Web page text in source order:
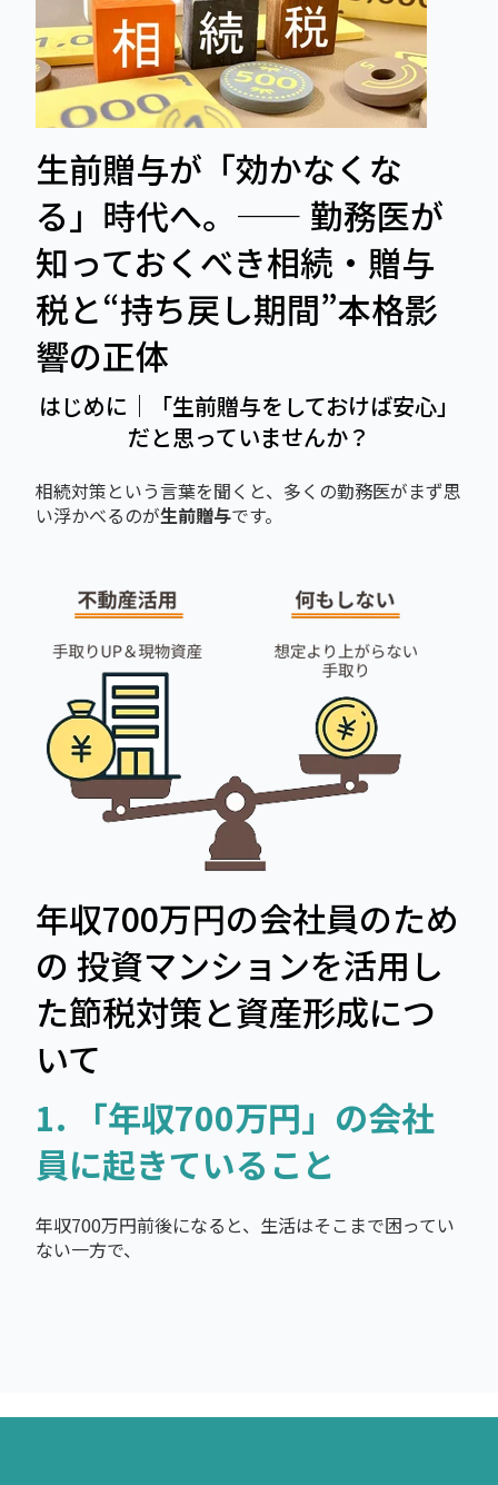
生前贈与が「効かなくな
る」時代へ。―― 勤務医が
知っておくべき相続・贈与
税と“持ち戻し期間”本格影
響の正体
はじめに｜「生前贈与をしておけば安心」
だと思っていませんか？
相続対策という言葉を聞くと、多くの勤務医がまず思
い浮かべるのが生前贈与です。
年収700万円の会社員のため
の 投資マンションを活用し
た節税対策と資産形成につ
いて
1. 「年収700万円」の会社
員に起きていること
年収700万円前後になると、生活はそこまで困ってい
ない一方で、